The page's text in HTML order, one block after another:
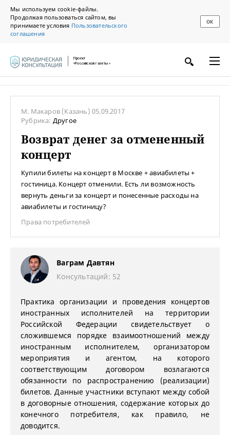
Мы используем cookie-файлы.
Продолжая пользоваться сайтом, вы
принимаете условия Пользовательского
соглашения
ОК
Проект
«Российской газеты»
М. Макаров (Казань)05.09.2017
Рубрика: Другое
Возврат денег за отмененный
концерт
Купили билеты на концерт в Москве + авиабилеты +
гостиница. Концерт отменили. Есть ли возможность
вернуть деньги за концерт и понесенные расходы на
авиабилеты и гостиницу?
Права потребителей
Ваграм Давтян
Консультаций: 52
Практика организации и проведения концертов
иностранных исполнителей на территории
Российской Федерации свидетельствует о
сложившемся порядке взаимоотношений между
иностранным исполнителем, организатором
мероприятия и агентом, на которого
соответствующим договором возлагаются
обязанности по распространению (реализации)
билетов. Данные участники вступают между собой
в договорные отношения, содержание которых до
конечного потребителя, как правило, не
доводится.